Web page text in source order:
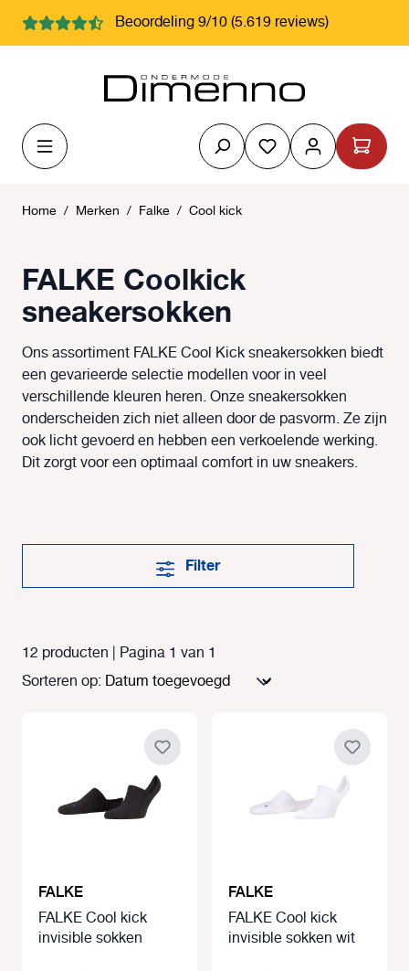
Beoordeling 9/10 (5.619 reviews)
Je hebt 0 items
Home / Merken / Falke / Cool kick
FALKE Coolkick
sneakersokken
Ons assortiment FALKE Cool Kick sneakersokken biedt
een gevarieerde selectie modellen voor in veel
verschillende kleuren heren. Onze sneakersokken
onderscheiden zich niet alleen door de pasvorm. Ze zijn
ook licht gevoerd en hebben een verkoelende werking.
Dit zorgt voor een optimaal comfort in uw sneakers.
Filter
12 producten | Pagina 1 van 1
Sorteren op:
FALKE
FALKE Cool kick
invisible sokken
FALKE
FALKE Cool kick
invisible sokken wit